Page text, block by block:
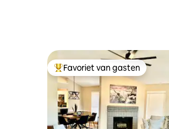
Topfavoriet van gasten
Favoriet van gasten